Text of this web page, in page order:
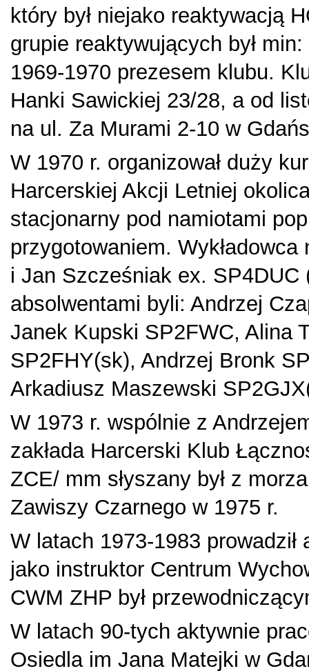
który był niejako reaktywacją
grupie reaktywujących był
1969-1970 prezesem klubu.
Hanki Sawickiej 23/28, a od
na ul. Za Murami 2-10 w
W 1970 r. organizował duży
Harcerskiej Akcji Letniej
stacjonarny pod namiotami
przygotowaniem.
i Jan Szcześniak ex.
absolwentami byli: Andrzej
Janek Kupski SP2FWC, Alina
SP2FHY(sk), Andrzej Bronk
Arkadiusz Maszewski
W 1973 r. wspólnie z
zakłada Harcerski Klub
ZCE/ mm słyszany był z
Zawiszy Czarnego w 1975 r.
W latach 1973-1983
jako instruktor Centrum
CWM ZHP był
W latach 90-tych aktywnie
Osiedla im Jana Matejki w